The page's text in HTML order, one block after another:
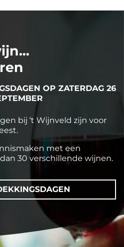
OP ZATERDAG 26
bij ‘t Wijnveld zijn voor
met een
30 verschillende wijnen.